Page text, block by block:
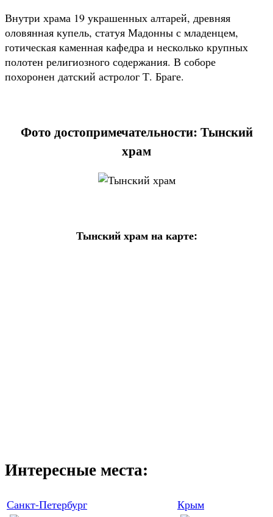
Внутри храма 19 украшенных алтарей, древняя
оловянная купель, статуя Мадонны с младенцем,
готическая каменная кафедра и несколько крупных
полотен религиозного содержания. В соборе
похоронен датский астролог Т. Браге.
Фото достопримечательности: Тынский
храм
Тынский храм на карте:
Интересные места:
Санкт-Петербург Крым